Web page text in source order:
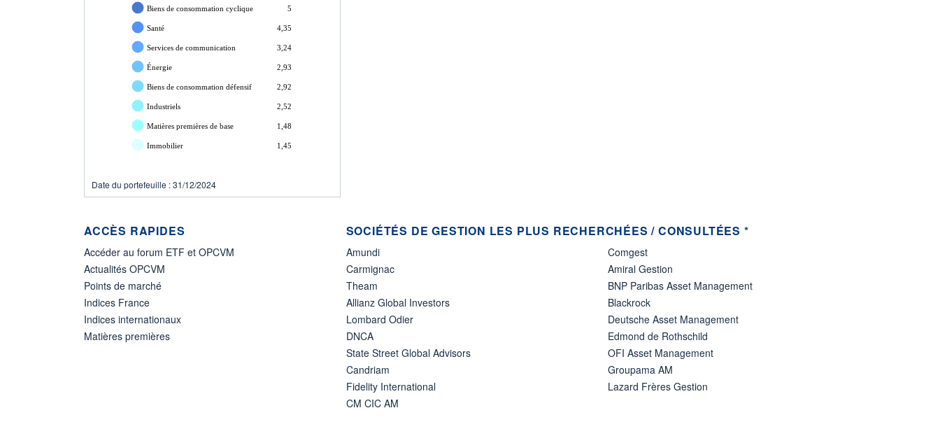
Biens de consommation cyclique 5
Santé 4,35
Services de communication 3,24
Énergie 2,93
Biens de consommation défensif 2,92
Industriels 2,52
Matières premières de base 1,48
Immobilier 1,45
Date du portefeuille : 31/12/2024
ACCÈS RAPIDES
Accéder au forum ETF et OPCVM
Actualités OPCVM
Points de marché
Indices France
Indices internationaux
Matières premières
SOCIÉTÉS DE GESTION LES PLUS RECHERCHÉES / CONSULTÉES *
Amundi
Carmignac
Theam
Allianz Global Investors
Lombard Odier
DNCA
State Street Global Advisors
Candriam
Fidelity International
CM CIC AM
Comgest
Amiral Gestion
BNP Paribas Asset Management
Blackrock
Deutsche Asset Management
Edmond de Rothschild
OFI Asset Management
Groupama AM
Lazard Frères Gestion